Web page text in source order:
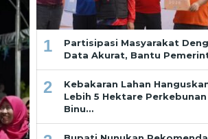
1
Partisipasi Masyarakat
Data Akurat, Bantu
2
Kebakaran Lahan
Lebih 5 Hektare
Binu…